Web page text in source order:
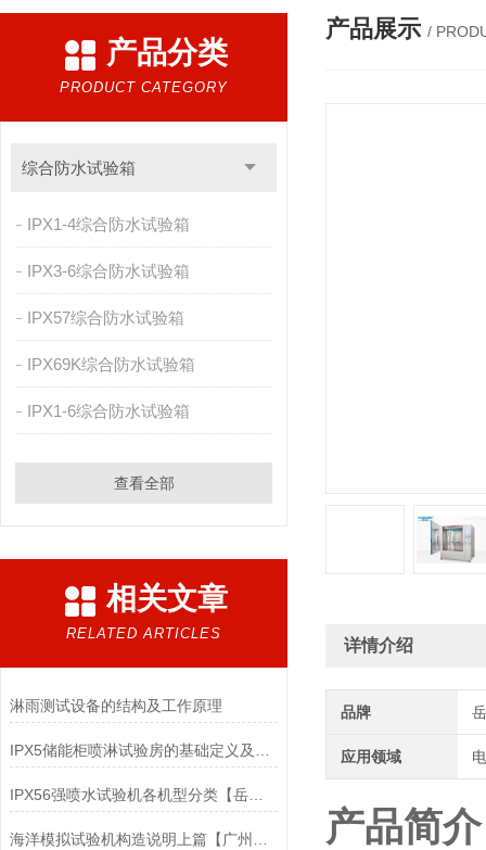
产品分类
PRODUCT CATEGORY
综合防水试验箱
IPX1-4综合防水试验箱
IPX3-6综合防水试验箱
IPX57综合防水试验箱
IPX69K综合防水试验箱
IPX1-6综合防水试验箱
查看全部
相关文章
RELATED ARTICLES
淋雨测试设备的结构及工作原理
IPX56强喷水试验机各机型分类【岳信】
产品展示 /
详情介绍
品牌
应用领域
产品简介